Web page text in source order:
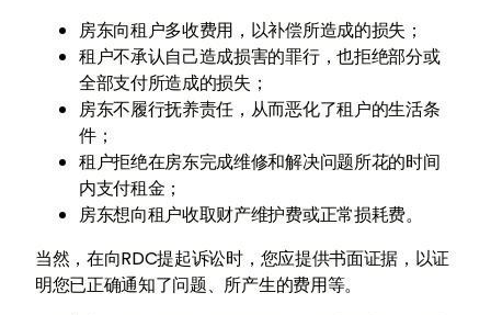
房东向租户多收费用，以补偿所造成的损失；
租户不承认自己造成损害的罪行，也拒绝部分或
全部支付所造成的损失；
房东不履行抚养责任，从而恶化了租户的生活条
件；
租户拒绝在房东完成维修和解决问题所花的时间
内支付租金；
房东想向租户收取财产维护费或正常损耗费。
当然，在向RDC提起诉讼时，您应提供书面证据，以证
明您已正确通知了问题、所产生的费用等。